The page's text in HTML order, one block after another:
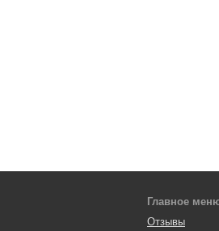
Главное
Отзывы